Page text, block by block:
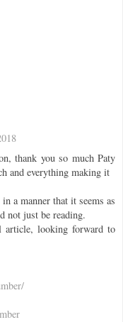
thank you so much Paty
and everything making it
a manner that it seems as
not just be reading.
article, looking forward to